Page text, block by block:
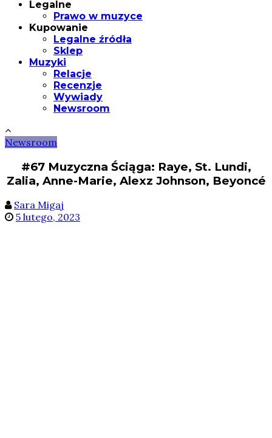
Legalne
Prawo w muzyce
Kupowanie
Legalne źródła
Sklep
Muzyki
Relacje
Recenzje
Wywiady
Newsroom
Newsroom
#67 Muzyczna Ściąga: Raye, St. Lundi,
Zalia, Anne-Marie, Alexz Johnson, Beyoncé
Sara Migaj
5 lutego, 2023